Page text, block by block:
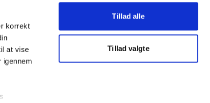
korrekt
at vise
igennem
Tillad alle
Tillad valgte